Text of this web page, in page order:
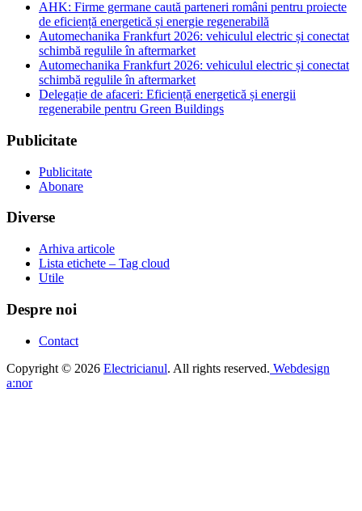
AHK: Firme germane caută parteneri români pentru proiecte
de eficiență energetică și energie regenerabilă
Automechanika Frankfurt 2026: vehiculul electric și conectat
schimbă regulile în aftermarket
Automechanika Frankfurt 2026: vehiculul electric și conectat
schimbă regulile în aftermarket
Delegație de afaceri: Eficiență energetică și energii
regenerabile pentru Green Buildings
Publicitate
Publicitate
Abonare
Diverse
Arhiva articole
Lista etichete – Tag cloud
Utile
Despre noi
Contact
Copyright © 2026 Electricianul. All rights reserved. Webdesign
a:nor